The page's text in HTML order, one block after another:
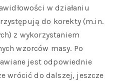
w działaniu
do korekty (m.in.
z wykorzystaniem
wzorców masy. Po
jest odpowiednie
wrócić do dalszej, jeszcze